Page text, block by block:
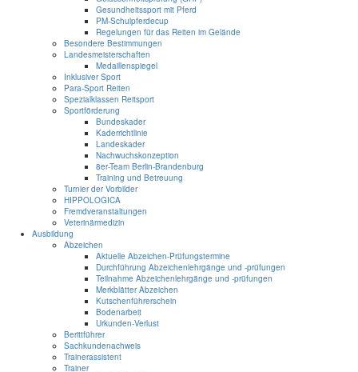
Gesundheitssport mit Pferd
PM-Schulpferdecup
Regelungen für das Reiten im Gelände
Besondere Bestimmungen
Landesmeisterschaften
Medaillenspiegel
Inklusiver Sport
Para-Sport Reiten
Spezialklassen Reitsport
Sportförderung
Bundeskader
Kaderrichtlinie
Landeskader
Nachwuchskonzeption
8er-Team Berlin-Brandenburg
Training und Betreuung
Turnier der Vorbilder
HIPPOLOGICA
Fremdveranstaltungen
Veterinärmedizin
Ausbildung
Abzeichen
Aktuelle Abzeichen-Prüfungstermine
Durchführung Abzeichenlehrgänge und -prüfungen
Teilnahme Abzeichenlehrgänge und -prüfungen
Merkblätter Abzeichen
Kutschenführerschein
Bodenarbeit
Urkunden-Verlust
Berittführer
Sachkundenachweis
Trainerassistent
Trainer